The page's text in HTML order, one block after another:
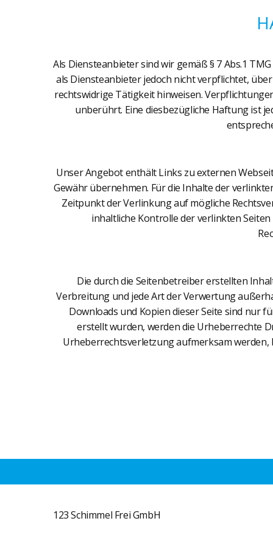
Als Diensteanbieter sind wir gemäß § 7 Abs.1
als Diensteanbieter jedoch nicht verpflichtet,
rechtswidrige Tätigkeit hinweisen.
unberührt. Eine diesbezügliche Haftung ist
Unser Angebot enthält Links zu externen
Gewähr übernehmen. Für die Inhalte der
Zeitpunkt der Verlinkung auf mögliche
inhaltliche Kontrolle der verlinkten
Die durch die Seitenbetreiber erstellten
Verbreitung und jede Art der Verwertung
Downloads und Kopien dieser Seite sind nur
erstellt wurden, werden die Urheberrechte
Urheberrechtsverletzung aufmerksam
123 Schimmel Frei GmbH